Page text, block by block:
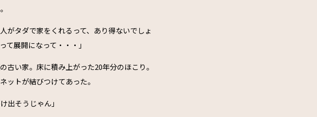
がタダで家をくれるって、あり得ないでしょ
て展開になって・・・」
い家。床に積み上がった20年分のほこり。
ットが結びつけてあった。
出そうじゃん」